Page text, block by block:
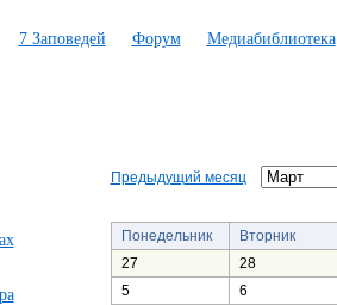
7 Заповедей Форум Медиабиблиотека
Предыдущий месяц
Понедельник
Вторник
27
28
5
6